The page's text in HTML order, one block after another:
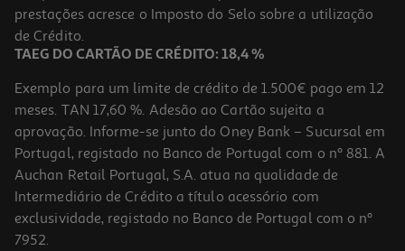
3,99 €
prestações acresce o Imposto do Selo sobre a utilização
de Crédito.
TAEG DO CARTÃO DE CRÉDITO: 18,4 %
Exemplo para um limite de crédito de 1.500€ pago em 12
meses. TAN 17,60 %. Adesão ao Cartão sujeita a
aprovação. Informe-se junto do Oney Bank – Sucursal em
Portugal, registado no Banco de Portugal com o nº 881. A
Auchan Retail Portugal, S.A. atua na qualidade de
Intermediário de Crédito a título acessório com
exclusividade, registado no Banco de Portugal com o nº
7952.